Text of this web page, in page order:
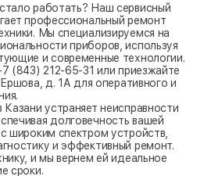
работать? Наш сервисный
профессиональный ремонт
Мы специализируемся на
приборов, используя
и современные технологии.
(843) 212-65-31 или приезжайте
д. 1А для оперативного и
устраняет неисправности
долговечность вашей
широким спектром устройств,
и эффективный ремонт.
и мы вернем ей идеальное
сроки.